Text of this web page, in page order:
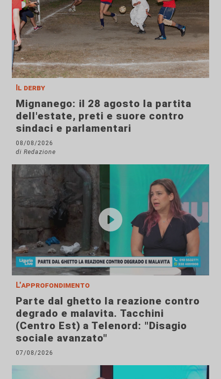
Il derby
Mignanego: il 28 agosto la partita
dell'estate, preti e suore contro
sindaci e parlamentari
08/08/2026
di Redazione
L'approfondimento
Parte dal ghetto la reazione contro
degrado e malavita. Tacchini
(Centro Est) a Telenord: "Disagio
sociale avanzato"
07/08/2026